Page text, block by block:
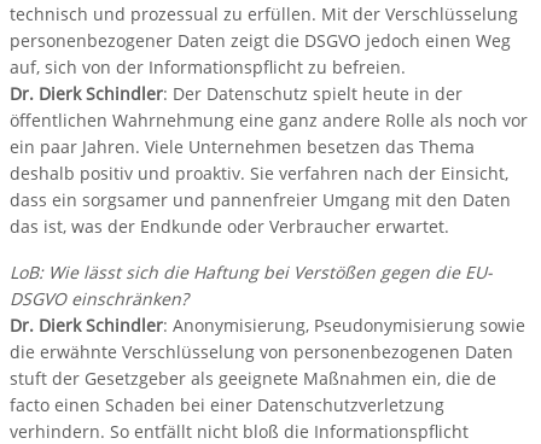
technisch und prozessual zu erfüllen. Mit der Verschlüsselung
personenbezogener Daten zeigt die DSGVO jedoch einen Weg
auf, sich von der Informationspflicht zu befreien.
Dr. Dierk Schindler: Der Datenschutz spielt heute in der
öffentlichen Wahrnehmung eine ganz andere Rolle als noch vor
ein paar Jahren. Viele Unternehmen besetzen das Thema
deshalb positiv und proaktiv. Sie verfahren nach der Einsicht,
dass ein sorgsamer und pannenfreier Umgang mit den Daten
das ist, was der Endkunde oder Verbraucher erwartet.
LoB: Wie lässt sich die Haftung bei Verstößen gegen die EU-
DSGVO einschränken?
Dr. Dierk Schindler: Anonymisierung, Pseudonymisierung sowie
die erwähnte Verschlüsselung von personenbezogenen Daten
stuft der Gesetzgeber als geeignete Maßnahmen ein, die de
facto einen Schaden bei einer Datenschutzverletzung
verhindern. So entfällt nicht bloß die Informationspflicht